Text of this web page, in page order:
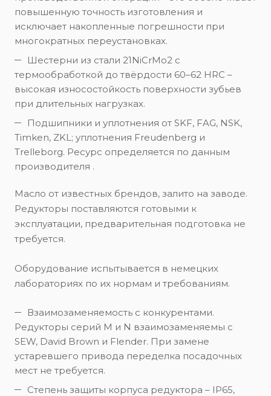
повышенную точность изготовления и
исключает накопленные погрешности при
многократных переустановках.
Шестерни из стали 21NiCrMo2 с
термообработкой до твёрдости 60–62 HRC –
высокая износостойкость поверхности зубьев
при длительных нагрузках.
Подшипники и уплотнения от SKF, FAG, NSK,
Timken, ZKL; уплотнения Freudenberg и
Trelleborg. Ресурс определяется по данным
производителя .
Масло от известных брендов, залито на заводе.
Редукторы поставляются готовыми к
эксплуатации, предварительная подготовка не
требуется.
Оборудование испытывается в немецких
лабораториях по их нормам и требованиям.
Взаимозаменяемость с конкурентами.
Редукторы серий M и N взаимозаменяемы с
SEW, David Brown и Flender. При замене
устаревшего привода переделка посадочных
мест не требуется.
Степень защиты корпуса редуктора – IP65,